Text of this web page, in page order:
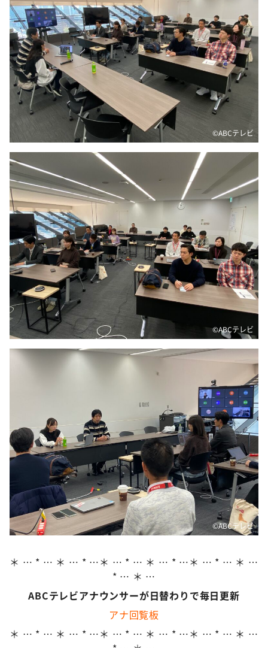
ぺこぱのまるスポ
アナ回覧板
©️ABCテレビ
©️ABCテレビ
©️ABCテレビ
＊ … * … ＊ … * …＊ … * … ＊ … * …＊ … * … ＊ …
* … ＊ …
ABCテレビアナウンサーが日替わりで毎日更新
アナ回覧板
＊ … * … ＊ … * …＊ … * … ＊ … * …＊ … * … ＊ …